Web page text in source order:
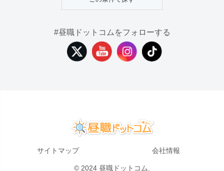
#昼職ドットコムをフォローする
サイトマップ 会社情報
© 2024 昼職ドットコム.